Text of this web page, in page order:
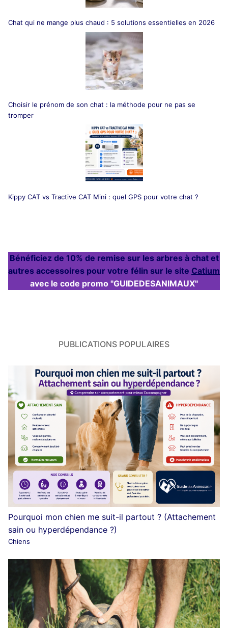
Chat qui ne mange plus chaud : 5 solutions essentielles en 2026
Choisir le prénom de son chat : la méthode pour ne pas se
tromper
Kippy CAT vs Tractive CAT Mini : quel GPS pour votre chat ?
Bénéficiez de 10% de remise sur les arbres à chat et
autres accessoires pour votre félin sur le site Catium
avec le code promo "GUIDEDESANIMAUX"
PUBLICATIONS POPULAIRES
Pourquoi mon chien me suit-il partout ? (Attachement
sain ou hyperdépendance ?)
Chiens